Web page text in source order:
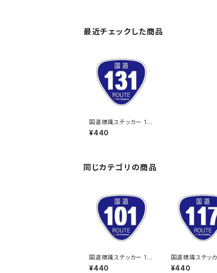
最近チェックした商品
国道標識ステッカー 13
1号線
¥440
同じカテゴリの商品
国道標識ステッカー 10
1号線
¥440
国道標識ステッ
7号線
¥440